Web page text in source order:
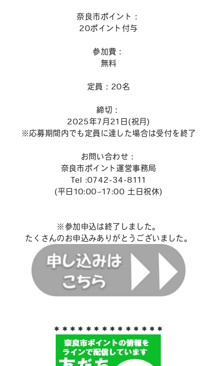
奈良市ポイント：
20ポイント付与
参加費：
無料
定員：20名
締切：
2025年7月21日(祝月)
※応募期間内でも定員に達した場合は受付を終了
お問い合わせ：
奈良市ポイント運営事務局
Tel :0742-34-8111
(平日10:00~17:00 土日祝休)
※参加申込は終了しました。
たくさんのお申込みありがとうございました。
＊＊＊＊＊＊＊＊＊＊＊＊＊＊